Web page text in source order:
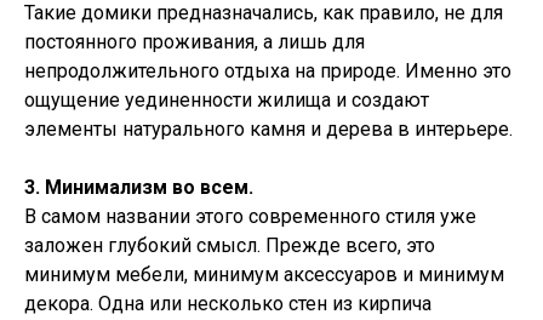
Такие домики предназначались, как правило, не для
постоянного проживания, а лишь для
непродолжительного отдыха на природе. Именно это
ощущение уединенности жилища и создают
элементы натурального камня и дерева в интерьере.
3. Минимализм во всем.
В самом названии этого современного стиля уже
заложен глубокий смысл. Прежде всего, это
минимум мебели, минимум аксессуаров и минимум
декора. Одна или несколько стен из кирпича